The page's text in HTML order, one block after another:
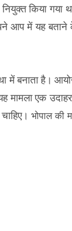
किया
आप में यह बताने
बनाता है।
एक
भोपाल की